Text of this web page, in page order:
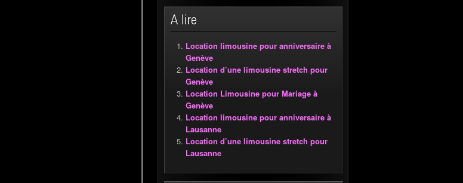
Location limousine pour anniversaire à
Genève
Location d’une limousine stretch pour
Genève
Location Limousine pour Mariage à
Genève
Location limousine pour anniversaire à
Lausanne
Location d’une limousine stretch pour
Lausanne